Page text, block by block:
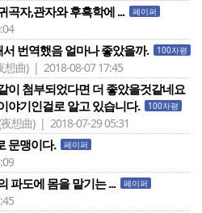
곡자,관자와 후흑학에 ... 페이퍼
번역했음 얼마나 좋았을까. 100자평
想曲) | 2018-08-07 17:45
이 첨부되었다면 더 좋았을것같네요
야기인걸로 알고 있습니다.
100자평
想曲) | 2018-07-29 05:31
문맹이다. 페이퍼
파도에 몸을 맡기는 ... 페이퍼